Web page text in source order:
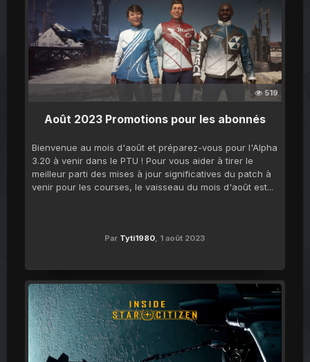
519
Août 2023 Promotions pour les abonnés
Bienvenue au mois d'août et préparez-vous pour l'Alpha
3.20 à venir dans le PTU ! Pour vous aider à tirer le
meilleur parti des mises à jour significatives du patch à
venir pour les courses, le vaisseau du mois d'août est...
Par Tyti1980, 1 août 2023